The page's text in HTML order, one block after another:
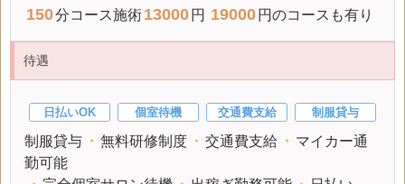
150分コース施術13000 円 19000 円のコースも有り
待遇
日払いOK 個室待機 交通費支給 制服貸与
制服貸与 ・ 無料研修制度 ・ 交通費支給 ・ マイカー通
勤可能